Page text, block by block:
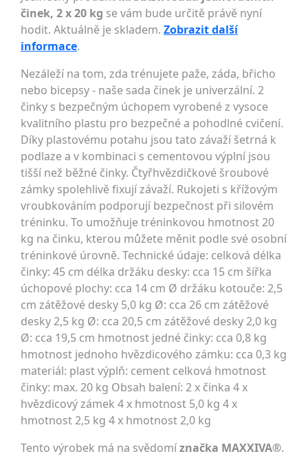
činek, 2 x 20 kg se vám bude určitě právě nyní
hodit. Aktuálně je skladem. Zobrazit další
informace.
Nezáleží na tom, zda trénujete paže, záda, břicho
nebo bicepsy - naše sada činek je univerzální. 2
činky s bezpečným úchopem vyrobené z vysoce
kvalitního plastu pro bezpečné a pohodlné cvičení.
Díky plastovému potahu jsou tato závaží šetrná k
podlaze a v kombinaci s cementovou výplní jsou
tišší než běžné činky. Čtyřhvězdičkové šroubové
zámky spolehlivě fixují závaží. Rukojeti s křížovým
vroubkováním podporují bezpečnost při silovém
tréninku. To umožňuje tréninkovou hmotnost 20
kg na činku, kterou můžete měnit podle své osobní
tréninkové úrovně. Technické údaje: celková délka
činky: 45 cm délka držáku desky: cca 15 cm šířka
úchopové plochy: cca 14 cm Ø držáku kotouče: 2,5
cm zátěžové desky 5,0 kg Ø: cca 26 cm zátěžové
desky 2,5 kg Ø: cca 20,5 cm zátěžové desky 2,0 kg
Ø: cca 19,5 cm hmotnost jedné činky: cca 0,8 kg
hmotnost jednoho hvězdicového zámku: cca 0,3 kg
materiál: plast výplň: cement celková hmotnost
činky: max. 20 kg Obsah balení: 2 x činka 4 x
hvězdicový zámek 4 x hmotnost 5,0 kg 4 x
hmotnost 2,5 kg 4 x hmotnost 2,0 kg
Tento výrobek má na svědomíznačka MAXXIVA®.